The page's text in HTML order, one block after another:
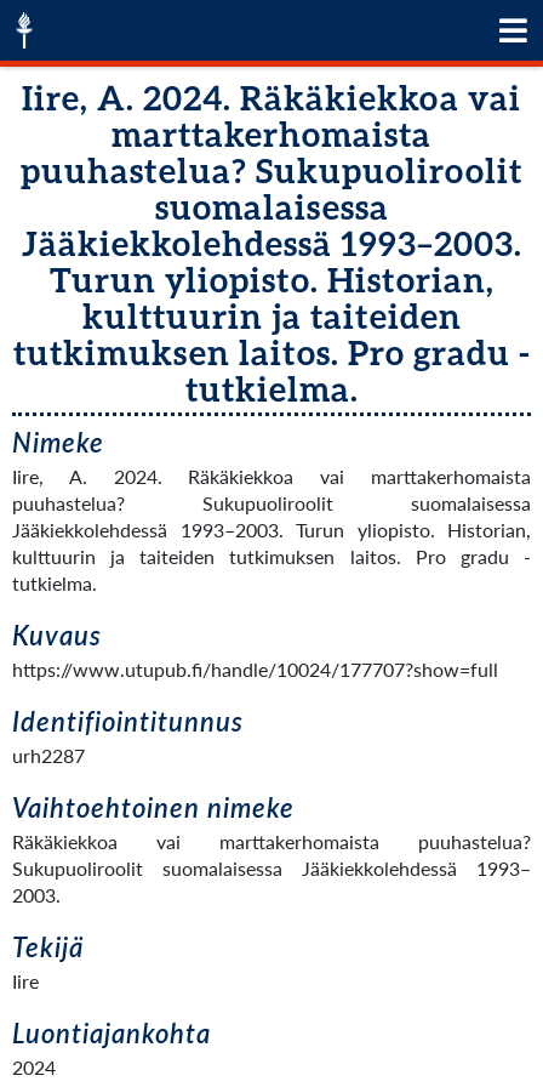
Iire, A. 2024. Räkäkiekkoa vai
marttakerhomaista
puuhastelua? Sukupuoliroolit
suomalaisessa
Jääkiekkolehdessä 1993–2003.
Turun yliopisto. Historian,
kulttuurin ja taiteiden
tutkimuksen laitos. Pro gradu -
tutkielma.
Nimeke
Iire, A. 2024. Räkäkiekkoa vai marttakerhomaista
puuhastelua? Sukupuoliroolit suomalaisessa
Jääkiekkolehdessä 1993–2003. Turun yliopisto. Historian,
kulttuurin ja taiteiden tutkimuksen laitos. Pro gradu -
tutkielma.
Kuvaus
https://www.utupub.fi/handle/10024/177707?show=full
Identifiointitunnus
urh2287
Vaihtoehtoinen nimeke
Räkäkiekkoa vai marttakerhomaista puuhastelua?
Sukupuoliroolit suomalaisessa Jääkiekkolehdessä 1993–
2003.
Tekijä
Iire
Luontiajankohta
2024